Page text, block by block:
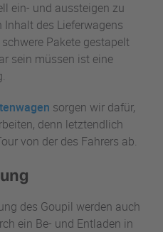
ein- und aussteigen zu
des Lieferwagens
Pakete gestapelt
sein müssen ist eine
sorgen wir dafür,
denn letztendlich
von der des Fahrers ab.
des Goupil werden auch
ein Be- und Entladen in